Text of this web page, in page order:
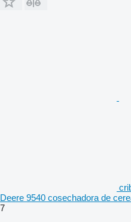
Deere 9540 cosechadora de
7